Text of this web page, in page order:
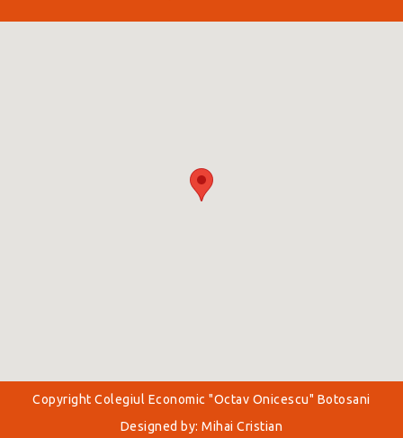
Copyright Colegiul Economic "Octav Onicescu" Botosani
Designed by: Mihai Cristian